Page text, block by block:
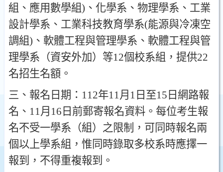
組 、 應用數學組) 、 化學系 、 物理學系 、 工業
設計學系 、 工業科技教育學系(能源與冷凍空
調組) 、 軟體工程與管理學系 、 軟體工程與管
理學系 （資安外加） 等12個校系組 ， 提供22
名招生名額 。
三 、 報名日期 ： 112年11月 1 日至15 日網路報
名 、 11月 16 日前郵寄報名資料 。 每位考生報
名不受一學系 （組 ） 之限制 ， 可同時報名兩
個以上學系組 ， 惟同時錄取多校系時應擇一
報到 ， 不得重複報到 。